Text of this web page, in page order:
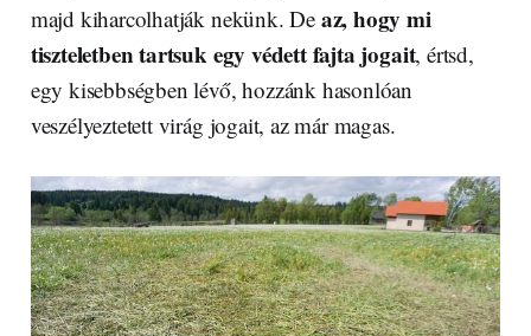
majd kiharcolhatják nekünk. De az, hogy mi
tiszteletben tartsuk egy védett fajta jogait, értsd,
egy kisebbségben lévő, hozzánk hasonlóan
veszélyeztetett virág jogait, az már magas.